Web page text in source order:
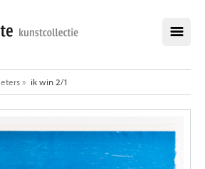
» ik win 2/1